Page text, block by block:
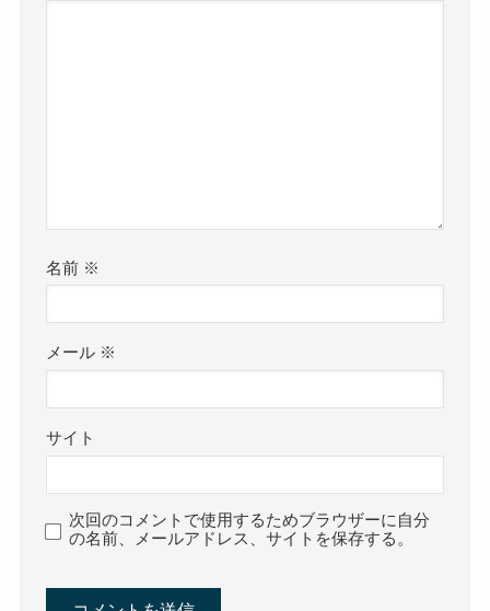
名前 ※
メール ※
サイト
次回のコメントで使用するためブラウザーに自分
の名前、メールアドレス、サイトを保存する。